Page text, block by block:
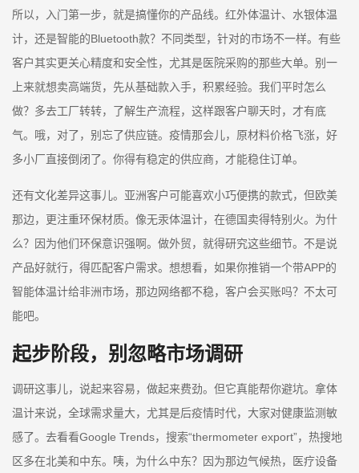
所以，入门第一步，就是搞懂你的产品线。红外体温计、水银体温
计，还是智能的Bluetooth款？不同类型，针对的市场不一样。有些
客户其实更关心精度和安全性，尤其是医院采购的那些大单。别一
上来就想卖高端货，先从基础款入手，积累经验。我们平时怎么
做？多去工厂转转，了解生产流程，这样跟客户聊天时，才有底
气。哦，对了，别忘了供应链。疫情那会儿，原材料价格飞涨，好
多小厂直接倒闭了。你得有稳定的供应商，才能稳住订单。
还有文化差异这事儿。亚洲客户可能喜欢小巧便携的款式，但欧美
那边，更注重环保材质。像无汞体温计，在德国卖得特别火。为什
么？因为他们环保意识强啊。做外贸，就得研究这些细节。不是说
产品好就行，得匹配客户需求。想想看，如果你推销一个带APP的
智能体温计给非洲市场，那边网络都不稳，客户会买账吗？不太可
能吧。
起步阶段，别忽略市场调研
调研这事儿，说起来容易，做起来费劲。但它真能帮你避坑。拿体
温计来说，全球需求量大，尤其是后疫情时代，大家对健康监测敏
感了。去看看Google Trends，搜索“thermometer export”，热搜地
区多在北美和中东。咦，为什么中东？因为那边气候热，医疗设备